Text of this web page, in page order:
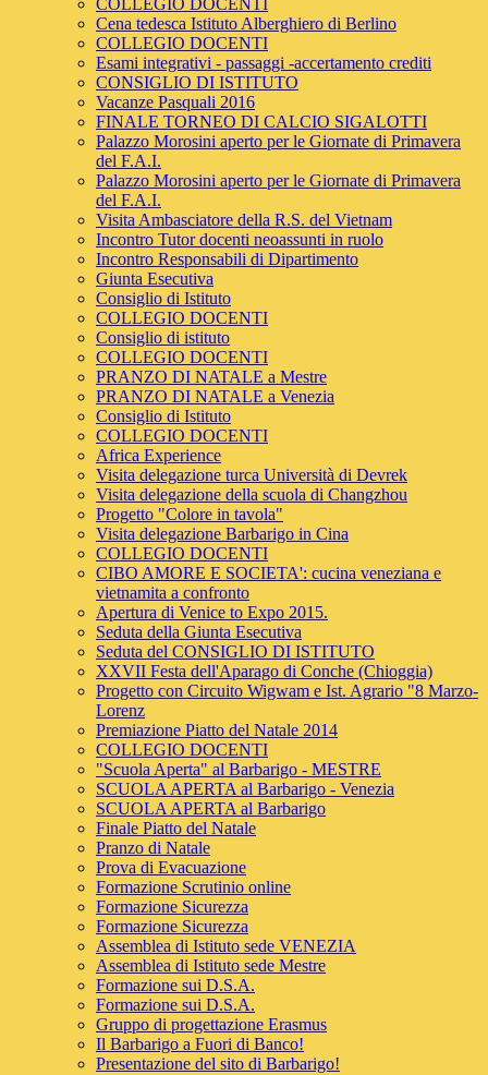
COLLEGIO DOCENTI
Cena tedesca Istituto Alberghiero di Berlino
COLLEGIO DOCENTI
Esami integrativi - passaggi -accertamento crediti
CONSIGLIO DI ISTITUTO
Vacanze Pasquali 2016
FINALE TORNEO DI CALCIO SIGALOTTI
Palazzo Morosini aperto per le Giornate di Primavera
del F.A.I.
Palazzo Morosini aperto per le Giornate di Primavera
del F.A.I.
Visita Ambasciatore della R.S. del Vietnam
Incontro Tutor docenti neoassunti in ruolo
Incontro Responsabili di Dipartimento
Giunta Esecutiva
Consiglio di Istituto
COLLEGIO DOCENTI
Consiglio di istituto
COLLEGIO DOCENTI
PRANZO DI NATALE a Mestre
PRANZO DI NATALE a Venezia
Consiglio di Istituto
COLLEGIO DOCENTI
Africa Experience
Visita delegazione turca Università di Devrek
Visita delegazione della scuola di Changzhou
Progetto "Colore in tavola"
Visita delegazione Barbarigo in Cina
COLLEGIO DOCENTI
CIBO AMORE E SOCIETA': cucina veneziana e
vietnamita a confronto
Apertura di Venice to Expo 2015.
Seduta della Giunta Esecutiva
Seduta del CONSIGLIO DI ISTITUTO
XXVII Festa dell'Aparago di Conche (Chioggia)
Progetto con Circuito Wigwam e Ist. Agrario "8 Marzo-
Lorenz
Premiazione Piatto del Natale 2014
COLLEGIO DOCENTI
"Scuola Aperta" al Barbarigo - MESTRE
SCUOLA APERTA al Barbarigo - Venezia
SCUOLA APERTA al Barbarigo
Finale Piatto del Natale
Pranzo di Natale
Prova di Evacuazione
Formazione Scrutinio online
Formazione Sicurezza
Formazione Sicurezza
Assemblea di Istituto sede VENEZIA
Assemblea di Istituto sede Mestre
Formazione sui D.S.A.
Formazione sui D.S.A.
Gruppo di progettazione Erasmus
Il Barbarigo a Fuori di Banco!
Presentazione del sito di Barbarigo!